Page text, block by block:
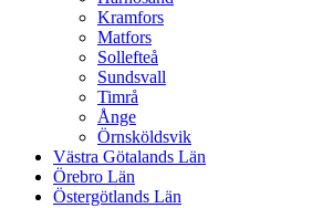
Kramfors
Matfors
Sollefteå
Sundsvall
Timrå
Ånge
Örnsköldsvik
Västra Götalands Län
Örebro Län
Östergötlands Län